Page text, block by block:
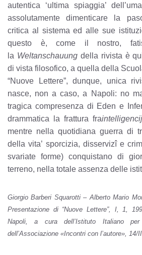
autentica ‘ultima spiaggia’
assolutamente dimenticare la
critica al sistema ed alle sue
questo è, come il nostro,
la Weltanschauungdella rivista è
di vista filosofico, a quella della
“Nuove Lettere”, dunque, unica
nasce, non a caso, a Napoli: no
tragica compresenza di Eden e
drammatica la frattura fra
mentre nella quotidiana guerra di
della vita’ sporcizia, disservizî e
svariate forme) conquistano di
terreno, nella totale assenza delle
Giorgio Barberi Squarotti – Alberto Mario
Presentazione di “Nuove Lettere”, I, 1,
Napoli, a cura dell’Istituto Italiano
dell’Associazione «Incontri con l’autore», 14/